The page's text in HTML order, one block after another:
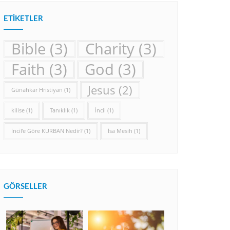
ETIKETLER
Bible (3) Charity (3)
Faith (3) God (3)
Günahkar Hristiyan (1) Jesus (2)
kilise (1) Tanıklık (1) İncil (1)
İncil’e Göre KURBAN Nedir? (1) İsa Mesih (1)
GÖRSELLER